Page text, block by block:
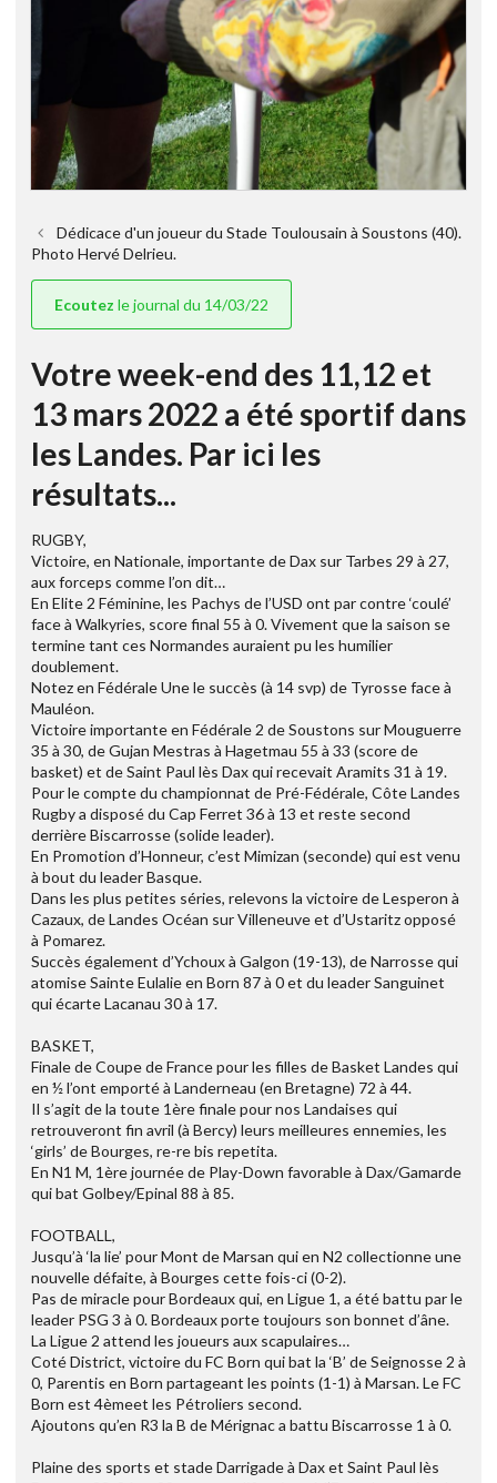
Dédicace d'un joueur du Stade Toulousain à Soustons (40).
Photo Hervé Delrieu.
Ecoutez le journal du 14/03/22
Votre week-end des 11,12 et
13 mars 2022 a été sportif dans
les Landes. Par ici les
résultats...
RUGBY,
Victoire, en Nationale, importante de Dax sur Tarbes 29 à 27,
aux forceps comme l’on dit…
En Elite 2 Féminine, les Pachys de l’USD ont par contre ‘coulé’
face à Walkyries, score final 55 à 0. Vivement que la saison se
termine tant ces Normandes auraient pu les humilier
doublement.
Notez en Fédérale Une le succès (à 14 svp) de Tyrosse face à
Mauléon.
Victoire importante en Fédérale 2 de Soustons sur Mouguerre
35 à 30, de Gujan Mestras à Hagetmau 55 à 33 (score de
basket) et de Saint Paul lès Dax qui recevait Aramits 31 à 19.
Pour le compte du championnat de Pré-Fédérale, Côte Landes
Rugby a disposé du Cap Ferret 36 à 13 et reste second
derrière Biscarrosse (solide leader).
En Promotion d’Honneur, c’est Mimizan (seconde) qui est venu
à bout du leader Basque.
Dans les plus petites séries, relevons la victoire de Lesperon à
Cazaux, de Landes Océan sur Villeneuve et d’Ustaritz opposé
à Pomarez.
Succès également d’Ychoux à Galgon (19-13), de Narrosse qui
atomise Sainte Eulalie en Born 87 à 0 et du leader Sanguinet
qui écarte Lacanau 30 à 17.
BASKET,
Finale de Coupe de France pour les filles de Basket Landes qui
en ½ l’ont emporté à Landerneau (en Bretagne) 72 à 44.
Il s’agit de la toute 1ère finale pour nos Landaises qui
retrouveront fin avril (à Bercy) leurs meilleures ennemies, les
‘girls’ de Bourges, re-re bis repetita.
En N1 M, 1ère journée de Play-Down favorable à Dax/Gamarde
qui bat Golbey/Epinal 88 à 85.
FOOTBALL,
Jusqu’à ‘la lie’ pour Mont de Marsan qui en N2 collectionne une
nouvelle défaite, à Bourges cette fois-ci (0-2).
Pas de miracle pour Bordeaux qui, en Ligue 1, a été battu par le
leader PSG 3 à 0. Bordeaux porte toujours son bonnet d’âne.
La Ligue 2 attend les joueurs aux scapulaires…
Coté District, victoire du FC Born qui bat la ‘B’ de Seignosse 2 à
0, Parentis en Born partageant les points (1-1) à Marsan. Le FC
Born est 4èmeet les Pétroliers second.
Ajoutons qu’en R3 la B de Mérignac a battu Biscarrosse 1 à 0.
Plaine des sports et stade Darrigade à Dax et Saint Paul lès